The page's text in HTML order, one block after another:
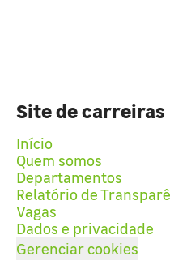
Site de carreiras
Início
Quem somos
Departamentos
Relatório de
Vagas
Dados e privacidade
Gerenciar cookies